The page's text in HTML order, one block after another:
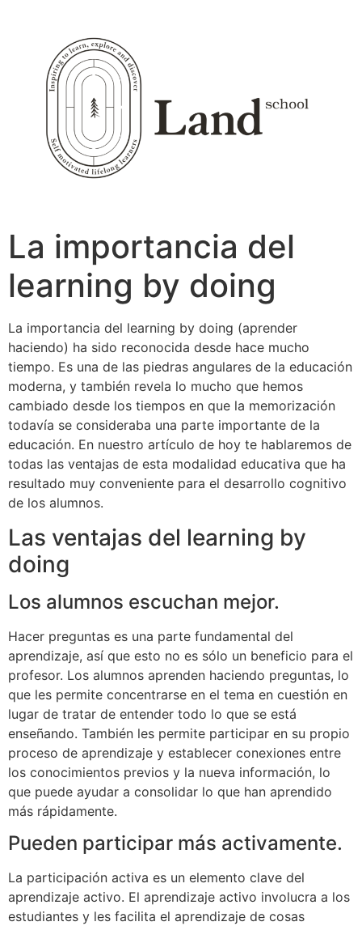
contenido
La importancia del
learning by doing
La importancia del learning by doing (aprender
haciendo) ha sido reconocida desde hace mucho
tiempo. Es una de las piedras angulares de la educación
moderna, y también revela lo mucho que hemos
cambiado desde los tiempos en que la memorización
todavía se consideraba una parte importante de la
educación. En nuestro artículo de hoy te hablaremos de
todas las ventajas de esta modalidad educativa que ha
resultado muy conveniente para el desarrollo cognitivo
de los alumnos.
Las ventajas del learning by
doing
Los alumnos escuchan mejor.
Hacer preguntas es una parte fundamental del
aprendizaje, así que esto no es sólo un beneficio para el
profesor. Los alumnos aprenden haciendo preguntas, lo
que les permite concentrarse en el tema en cuestión en
lugar de tratar de entender todo lo que se está
enseñando. También les permite participar en su propio
proceso de aprendizaje y establecer conexiones entre
los conocimientos previos y la nueva información, lo
que puede ayudar a consolidar lo que han aprendido
más rápidamente.
Pueden participar más activamente.
La participación activa es un elemento clave del
aprendizaje activo. El aprendizaje activo involucra a los
estudiantes y les facilita el aprendizaje de cosas